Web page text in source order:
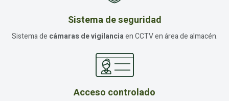
Sistema de seguridad
Sistema de cámaras de vigilanciaen CCTV en área de almacén.
Acceso controlado